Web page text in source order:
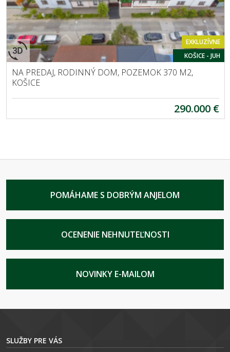
EXKLUZÍVNE
KOŠICE - JUH
NA PREDAJ, RODINNÝ DOM, POZEMOK 370 M2,
KOŠICE
290.000 €
POMÁHAME S DOBRÝM ANJELOM
OCENENIE NEHNUTEĽNOSTI
NOVINKY E-MAILOM
SLUŽBY PRE VÁS